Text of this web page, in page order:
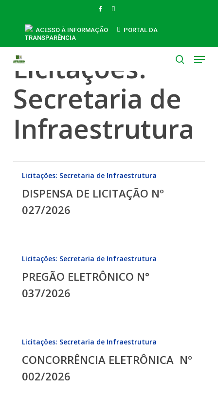
FACEBOOKINSTAGRAM
ACESSO À INFORMAÇÃO
PORTAL DA
TRANSPARÊNCIA
Menu
Category
Licitações:
Secretaria de
Infraestrutura
LICITAÇÃO
Licitações: Secretaria de Infraestrutura
DISPENSA DE LICITAÇÃO Nº
027/2026
ELETRÔNICO
037/2026
Licitações: Secretaria de Infraestrutura
PREGÃO ELETRÔNICO N°
037/2026
ELETRÔNICA
002/2026
Licitações: Secretaria de Infraestrutura
CONCORRÊNCIA ELETRÔNICA Nº
002/2026